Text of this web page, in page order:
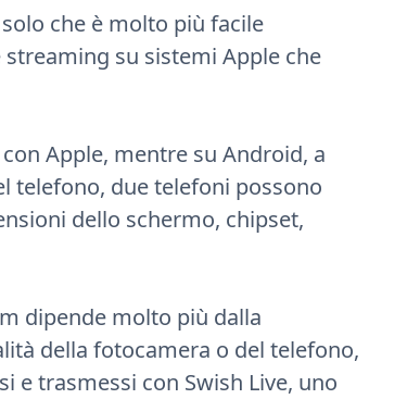
che è molto più facile
su sistemi Apple che
Apple, mentre su Android, a
telefono, due telefoni possono
dello schermo, chipset,
dipende molto più dalla
della fotocamera o del telefono,
e trasmessi con Swish Live, uno